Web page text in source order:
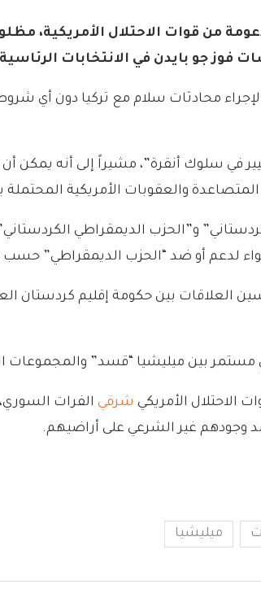
من قوات الاحتلال الأمريكية،
جو بايدن في الانتخابات الرئاسية
محادثات سلام مع تركيا دون أي
في سلوك أنقرة”، مشيراً إلى أنه يمكن
والعقوبات الأمريكية المحتملة بشأن
و”الحزب الديمقراطي
سواء لدعم أو ضد “الحزب الديمقراطي”
بين حكومة إقليم كردستان
بين ميليشيا “قسد” والمجموعات
الاحتلال الأمريكي شرقي الفرات
وجودهم غير الشرعي على أراضيهم.
ميليشيا